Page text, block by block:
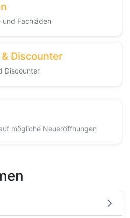
Fachläden
Discounter
Discounter
mögliche Neueröffnungen